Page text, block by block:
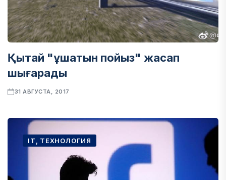
Қытай "ұшатын пойыз" жасап
шығарады
31 АВГУСТА, 2017
IT, ТЕХНОЛОГИЯ